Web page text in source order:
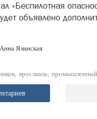
«Беспилотная
объявлено
Анна Язинская
ярославль промышленный